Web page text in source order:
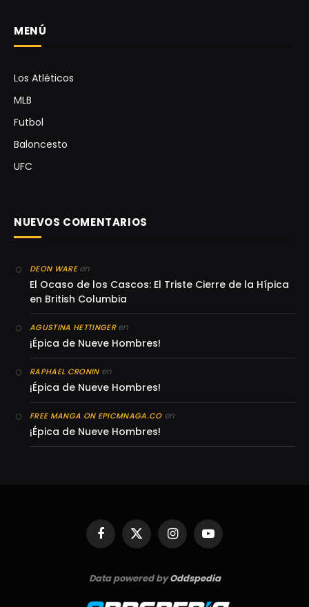
MENÚ
Los Atléticos
MLB
Futbol
Baloncesto
UFC
NUEVOS COMENTARIOS
DEON WAREen
El Ocaso de los Cascos: El Triste Cierre de la Hípica
en British Columbia
AGUSTINA HETTINGERen
¡Épica de Nueve Hombres!
RAPHAEL CRONINen
¡Épica de Nueve Hombres!
FREE MANGA ON EPICMNAGA.COen
¡Épica de Nueve Hombres!
Facebook
X
(Twitter)
InstagramYouTube
Data powered byOddspedia